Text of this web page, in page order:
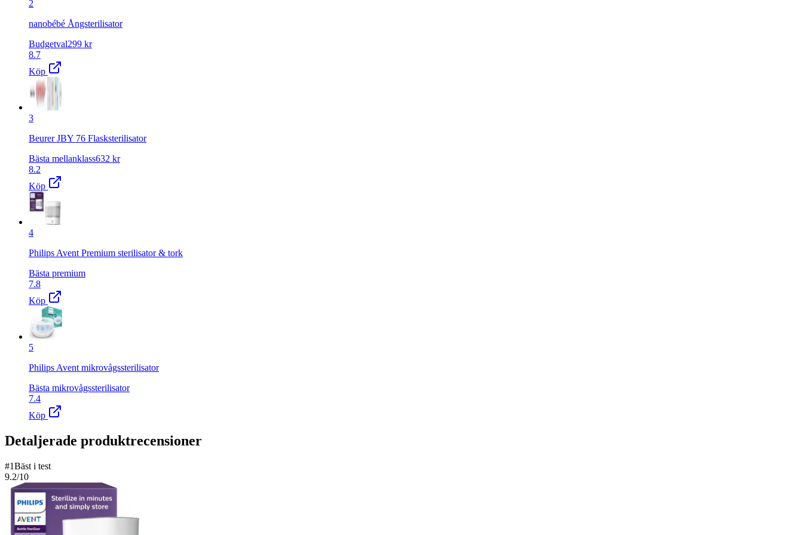
2
nanobébé Ångsterilisator
Budgetval299 kr
8.7
Köp
3
Beurer JBY 76 Flasksterilisator
Bästa mellanklass632 kr
8.2
Köp
4
Philips Avent Premium sterilisator & tork
Bästa premium
7.8
Köp
5
Philips Avent mikrovågssterilisator
Bästa mikrovågssterilisator
7.4
Köp
Detaljerade produktrecensioner
#1Bäst i test
9.2/10